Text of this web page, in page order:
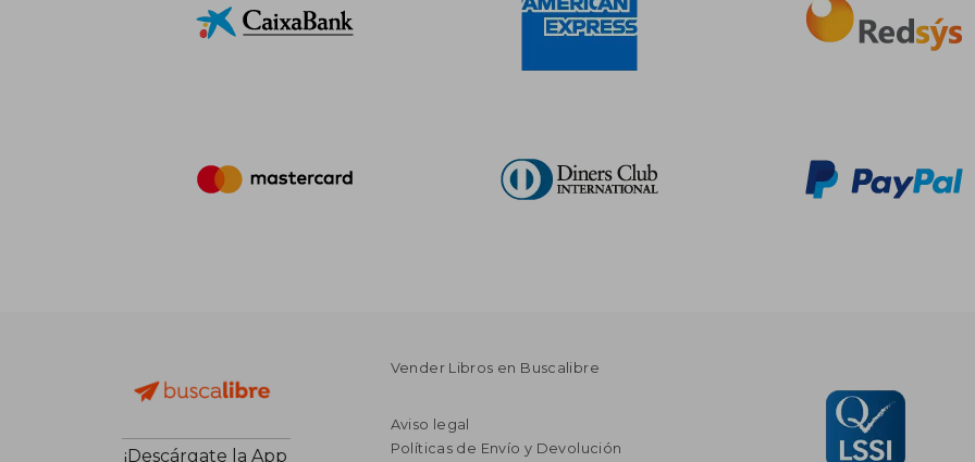
¡Descárgate la App
Vender Libros en Buscalibre
Aviso legal
Políticas de Envío y Devolución